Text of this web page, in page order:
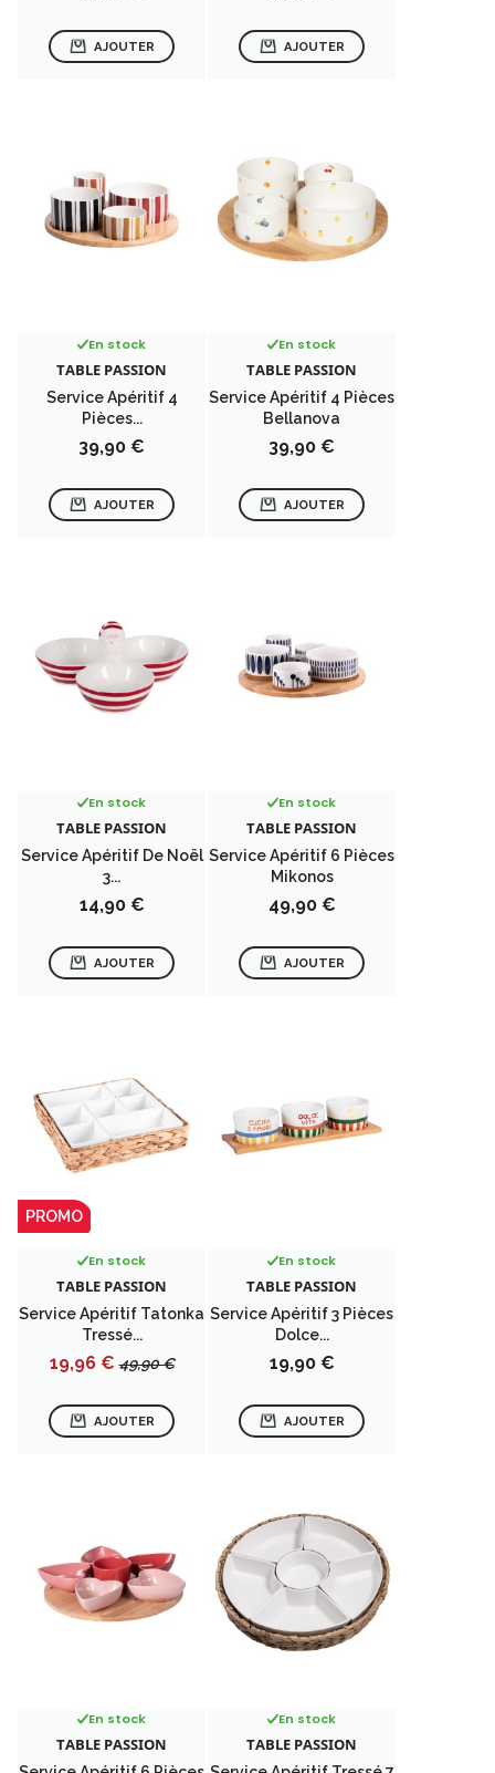
AJOUTER AJOUTER
En stock
TABLE PASSION
Service Apéritif 4
Pièces...
Prix
39,90 €
AJOUTER
En stock
TABLE PASSION
Service Apéritif 4 Pièces
Bellanova
Prix
39,90 €
AJOUTER
En stock
TABLE PASSION
Service Apéritif De Noël
3...
Prix
14,90 €
AJOUTER
En stock
TABLE PASSION
Service Apéritif 6 Pièces
Mikonos
Prix
49,90 €
AJOUTER
En stock
TABLE PASSION
Service Apéritif Tatonka
Tressé...
Prix
19,96 € Prix
base
49,90 €
AJOUTER
PROMO
En stock
TABLE PASSION
Service Apéritif 3 Pièces
Dolce...
Prix
19,90 €
AJOUTER
En stock
TABLE PASSION
En stock
TABLE PASSION